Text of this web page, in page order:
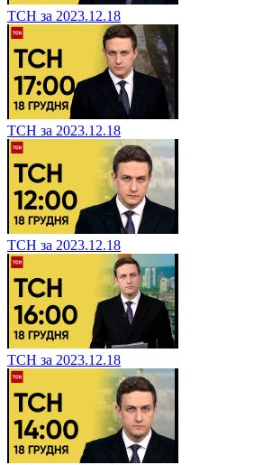
ТСН за 2023.12.18
ТСН за 2023.12.18
ТСН за 2023.12.18
ТСН за 2023.12.18